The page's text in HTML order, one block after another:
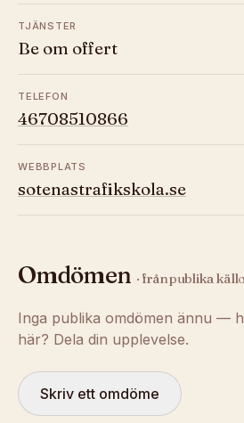
TJÄNSTER
Be om offert
TELEFON
46708510866
WEBBPLATS
sotenastrafikskola.se
Omdömen · från publika
Inga publika omdömen ännu —
här? Dela din upplevelse.
Skriv ett omdöme